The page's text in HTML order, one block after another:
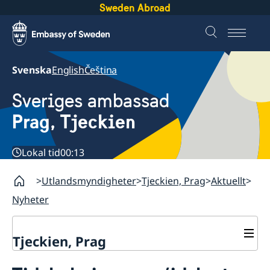
Sweden Abroad
SvenskaEnglishČeština
Sveriges ambassad
Prag, Tjeckien
Lokal tid00:13
Utlandsmyndigheter Tjeckien, Prag Aktuellt
Nyheter
Tjeckien, Prag